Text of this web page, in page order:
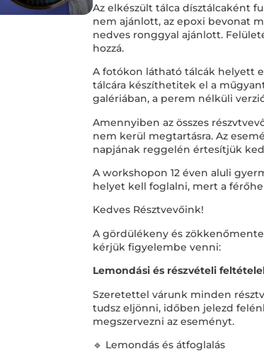
Az elkészült tálca dísztálcaként
nem ajánlott, az epoxi bevonat
nedves ronggyal ajánlott.
hozzá.
A fotókon látható tálcák helyett
tálcára készíthetitek el a
galériában, a perem nélküli
Amennyiben az összes
nem kerül megtartásra. Az
napjának reggelén értesítjük
A workshopon 12 éven aluli
helyet kell foglalni, mert a
Kedves Résztvevőink!
A gördülékeny és
kérjük figyelembe venni:
Lemondási és részvételi
Szeretettel várunk minden
tudsz eljönni, időben jelezd
megszervezni az eseményt.
🔹 Lemondás és átfoglalás